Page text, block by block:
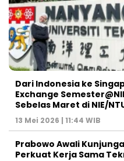
Dari Indonesia ke
Exchange
Sebelas Maret di NIE/
13 Mei 2026 | 11:44 WIB
Prabowo Awali
Perkuat Kerja Sama